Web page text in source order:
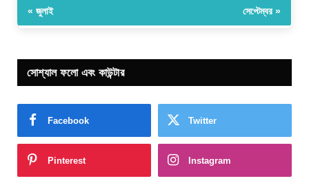
« জুলাই সেপ্টেম্বর »
সোশ্যাল ফলো এবং কাউন্টার
Facebook Twitter
Pinterest Instagram